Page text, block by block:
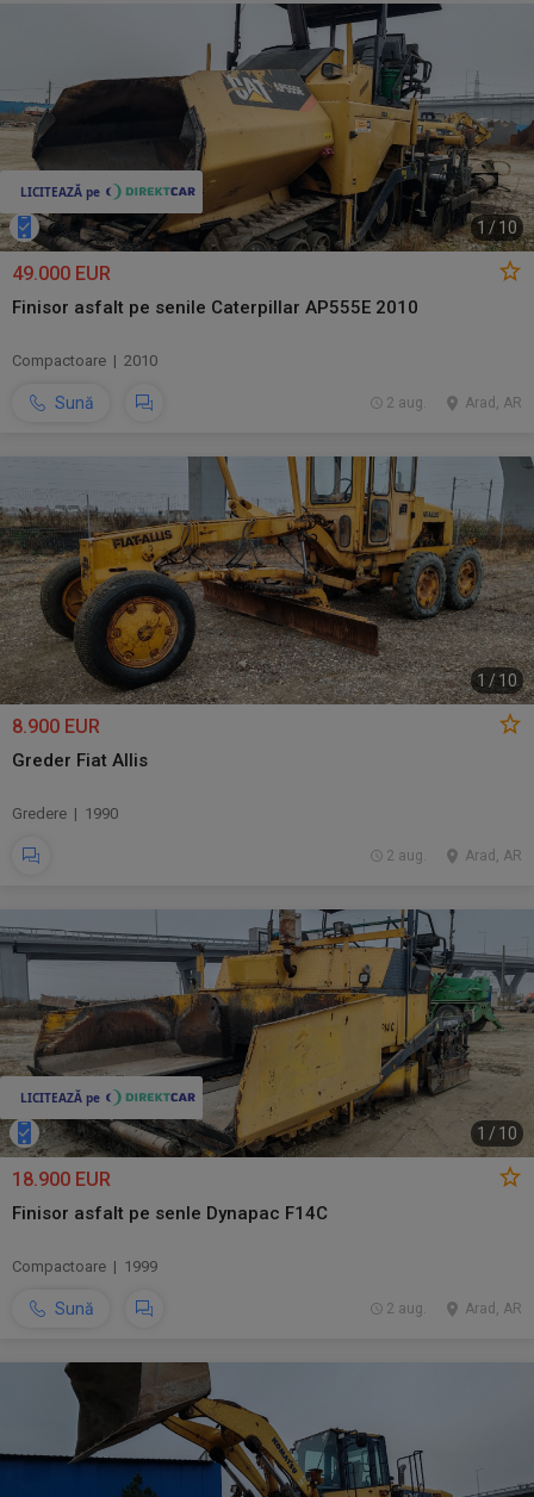
1 /10
49.000 EUR
Finisor asfalt pe senile Caterpillar AP555E 2010
Compactoare | 2010
Sună Arad, AR
2 aug.
1 /10
8.900 EUR
Greder Fiat Allis
Gredere | 1990
Arad, AR
2 aug.
1 / 10
18.900 EUR
Finisor asfalt pe senle Dynapac F14C
Compactoare | 1999
Sună Arad, AR
2 aug.